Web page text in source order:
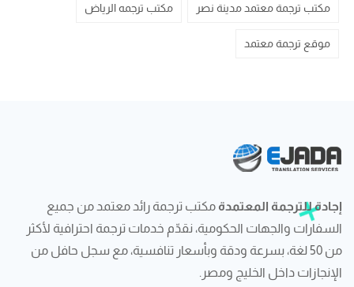
مكتب ترجمة معتمد مدينة نصر مكتب ترجمه الرياض
موقع ترجمة معتمد
إجادة للترجمة المعتمدة مكتب ترجمة رائد معتمد من جميع
السفارات والجهات الحكومية، نقدّم خدمات ترجمة احترافية لأكثر
من 50 لغة، بسرعة ودقة وبأسعار تنافسية، مع سجل حافل من
الإنجازات داخل الخليج ومصر.